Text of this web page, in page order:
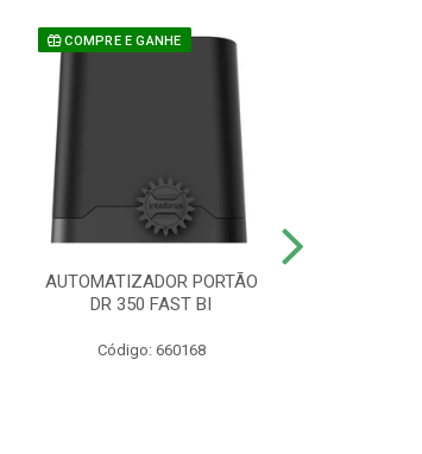
COMPRE E GANHE
AUTOMATIZADOR PORTÃO
DR 350 FAST BI
Código: 660168